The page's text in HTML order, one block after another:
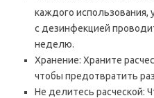
каждого использования,
с дезинфекцией
неделю.
Хранение: Храните
чтобы предотвратить
Не делитесь расческой: